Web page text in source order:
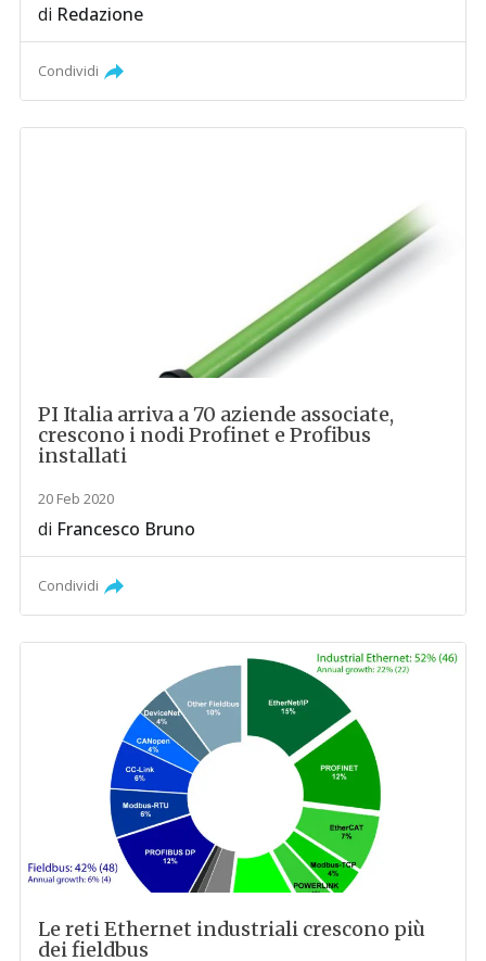
di Redazione
Condividi
PI Italia arriva a 70 aziende associate,
crescono i nodi Profinet e Profibus
installati
20 Feb 2020
di Francesco Bruno
Condividi
Le reti Ethernet industriali crescono più
dei fieldbus